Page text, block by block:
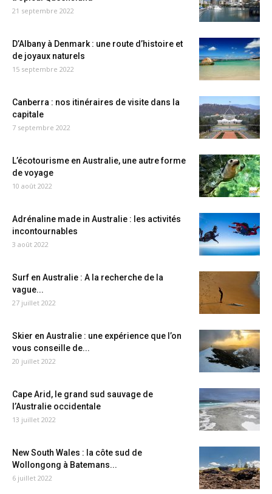
21 septembre 2022
D’Albany à Denmark : une route d’histoire et
de joyaux naturels
15 septembre 2022
Canberra : nos itinéraires de visite dans la
capitale
7 septembre 2022
L’écotourisme en Australie, une autre forme
de voyage
10 août 2022
Adrénaline made in Australie : les activités
incontournables
3 août 2022
Surf en Australie : A la recherche de la
vague...
27 juillet 2022
Skier en Australie : une expérience que l’on
vous conseille de...
20 juillet 2022
Cape Arid, le grand sud sauvage de
l’Australie occidentale
13 juillet 2022
New South Wales : la côte sud de
Wollongong à Batemans...
6 juillet 2022